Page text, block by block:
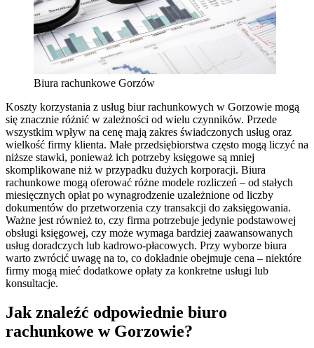
Biura rachunkowe Gorzów
Koszty korzystania z usług biur rachunkowych w Gorzowie mogą
się znacznie różnić w zależności od wielu czynników. Przede
wszystkim wpływ na cenę mają zakres świadczonych usług oraz
wielkość firmy klienta. Małe przedsiębiorstwa często mogą liczyć na
niższe stawki, ponieważ ich potrzeby księgowe są mniej
skomplikowane niż w przypadku dużych korporacji. Biura
rachunkowe mogą oferować różne modele rozliczeń – od stałych
miesięcznych opłat po wynagrodzenie uzależnione od liczby
dokumentów do przetworzenia czy transakcji do zaksięgowania.
Ważne jest również to, czy firma potrzebuje jedynie podstawowej
obsługi księgowej, czy może wymaga bardziej zaawansowanych
usług doradczych lub kadrowo-płacowych. Przy wyborze biura
warto zwrócić uwagę na to, co dokładnie obejmuje cena – niektóre
firmy mogą mieć dodatkowe opłaty za konkretne usługi lub
konsultacje.
Jak znaleźć odpowiednie biuro
rachunkowe w Gorzowie?